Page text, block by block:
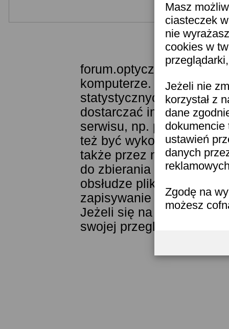
Masz
ciasteczek
nie
cookies w
Jeżeli nie
korzystał z
dane
dokumencie
ustawień
danych
Zgodę na
możesz
Jeżeli nie jesteś
forum.optyczne.pl
komputerze.
statystycznych. Pozwala
dostarczać im
serwisu, np. poprzez
też być wykorzystywane
także przez narzędzie
do zbierania statystyk.
obsłudze plików cookies
zapisywanie ich w
Jeżeli się na to nie
swojej przeglądarki.